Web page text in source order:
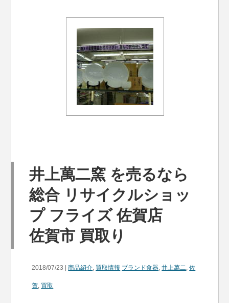
井上萬二窯 を売るなら
総合 リサイクルショッ
プ フライズ 佐賀店
佐賀市 買取り
2018/07/23 |商品紹介, 買取情報 ブランド食器,井上萬二,佐
賀, 買取